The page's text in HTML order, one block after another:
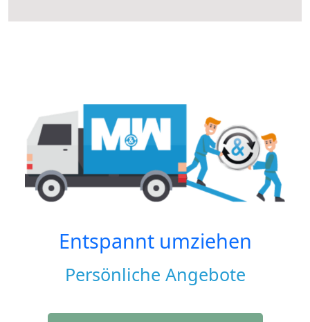
Entspannt umziehen
Persönliche Angebote